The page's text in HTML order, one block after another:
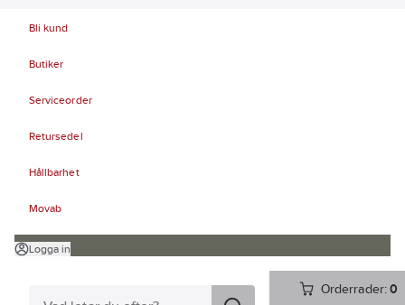
Bli kund
Butiker
Serviceorder
Retursedel
Hållbarhet
Movab
Logga in
Orderrader:0